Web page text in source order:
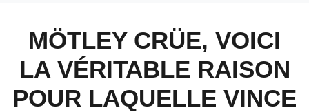
MÖTLEY CRÜE, VOICI
LA VÉRITABLE RAISON
POUR LAQUELLE VINCE